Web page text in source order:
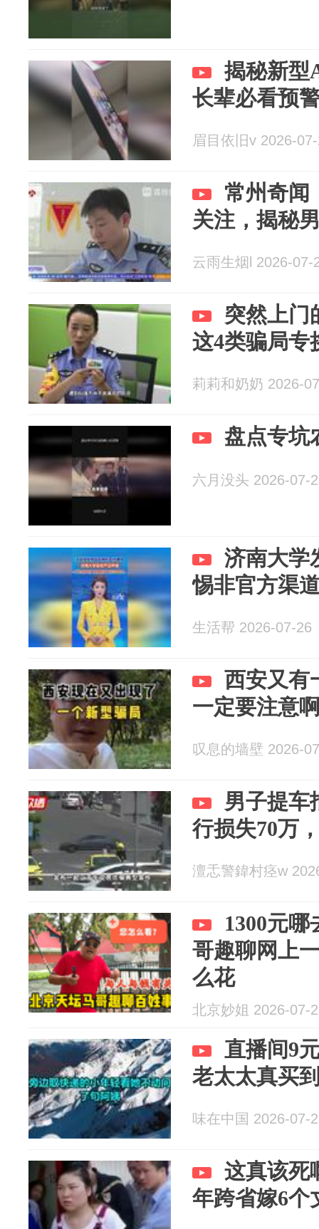
揭秘新型
长辈必看预
眉目依旧v 2026-
常州奇闻
关注，揭秘
云雨生烟l 2026-07-
突然上门
这4类骗局专
莉莉和奶奶 2026-
盘点专坑
六月没头 2026-07-
济南大学
惕非官方渠
生活帮 2026-07-26
西安又有
一定要注意
叹息的墙壁 2026-
男子提车
行损失70万
澶忎警鍏村痉w
1300元
哥趣聊网上
么花
北京妙姐 2026-07-
直播间9
老太太真买
味在中国 2026-07-
这真该死
年跨省嫁6个